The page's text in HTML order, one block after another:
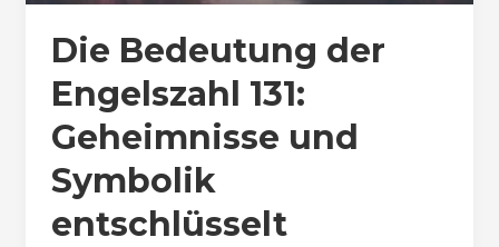
Die Bedeutung der
Engelszahl 131:
Geheimnisse und
Symbolik
entschlüsselt